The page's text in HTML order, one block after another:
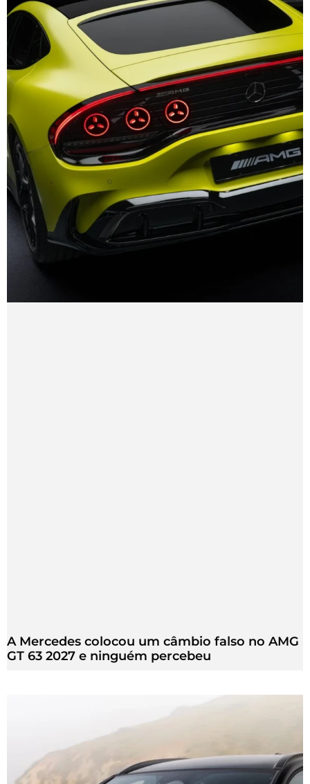
A Mercedes colocou um câmbio falso no AMG
GT 63 2027 e ninguém percebeu